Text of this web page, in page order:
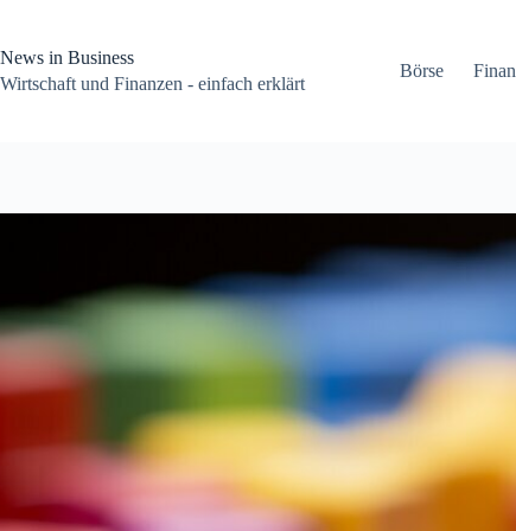
springen
News in Business
Wirtschaft und Finanzen - einfach erklärt
Börse